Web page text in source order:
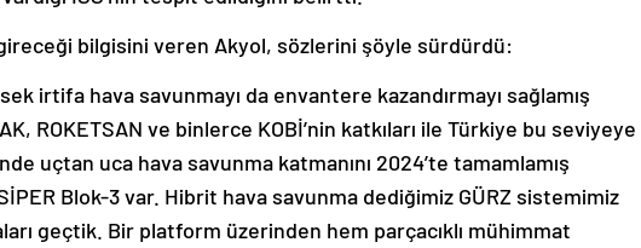
bilgisini veren Akyol, sözlerini şöyle sürdürdü:
irtifa hava savunmayı da envantere kazandırmayı sağlamış
ROKETSAN ve binlerce KOBİ’nin katkıları ile Türkiye bu seviyeye
uçtan uca hava savunma katmanını 2024’te tamamlamış
Blok-3 var. Hibrit hava savunma dediğimiz GÜRZ sistemimiz
geçtik. Bir platform üzerinden hem parçacıklı mühimmat